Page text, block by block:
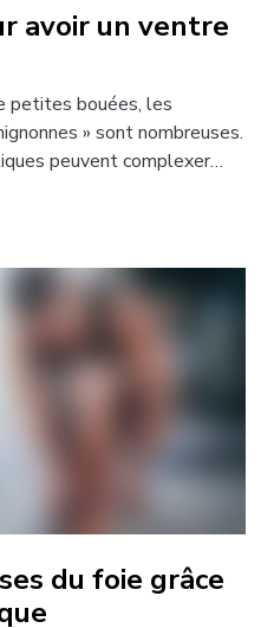
avoir un ventre
petites bouées, les
» sont nombreuses.
peuvent complexer…
du foie grâce